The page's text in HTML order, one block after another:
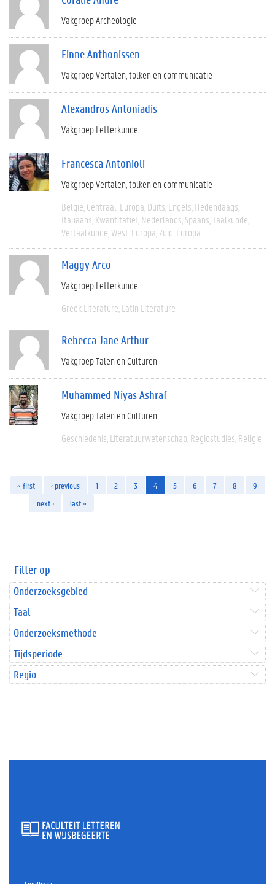
Vakgroep Archeologie
Finne Anthonissen
Vakgroep Vertalen, tolken en communicatie
Alexandros Antoniadis
Vakgroep Letterkunde
Francesca Antonioli
Vakgroep Vertalen, tolken en communicatie
België Centraal-Europa Duits Engels Hedendaags
Italiaans Kwantitatief Nederlands Spaans Taalkunde
Vertaalkunde West-Europa Zuid-Europa
Maggy Arco
Vakgroep Letterkunde
Greek Literature Latin Literature
Rebecca Jane Arthur
Vakgroep Talen en Culturen
Muhammed Niyas Ashraf
Vakgroep Talen en Culturen
Geschiedenis Literatuurwetenschap Regiostudies Religie
« first ‹ previous 1 2 3 4 5 6 7 8
9
next › last »
Filter op
Onderzoeksgebied
Taal
Onderzoeksmethode
Tijdsperiode
Regio